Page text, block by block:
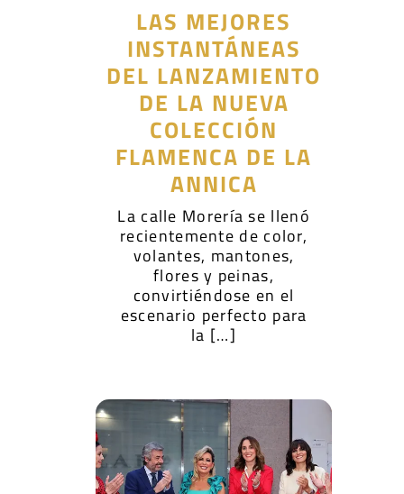
LAS MEJORES
INSTANTÁNEAS
DEL LANZAMIENTO
DE LA NUEVA
COLECCIÓN
FLAMENCA DE LA
ANNICA
La calle Morería se llenó
recientemente de color,
volantes, mantones,
flores y peinas,
convirtiéndose en el
escenario perfecto para
la […]